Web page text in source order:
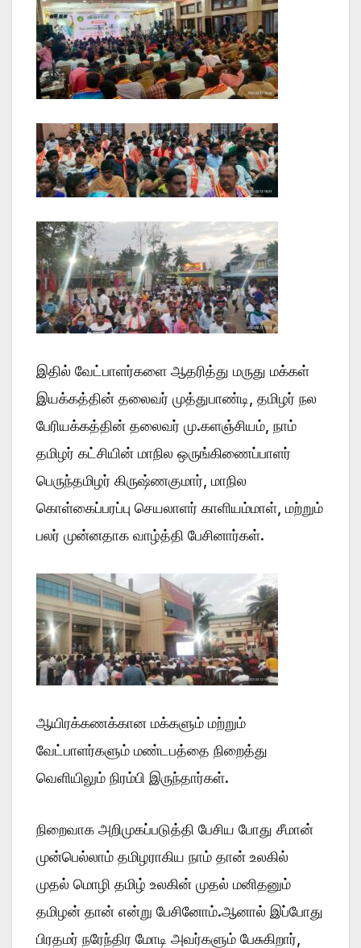
இதில் வேட்பாளர்களை ஆதரித்து மருது மக்கள்
இயக்கத்தின் தலைவர் முத்துபாண்டி, தமிழர் நல
பேரியக்கத்தின் தலைவர் மு.களஞ்சியம், நாம்
தமிழர் கட்சியின் மாநில ஒருங்கிணைப்பாளர்
பெருந்தமிழர் கிருஷ்ணகுமார், மாநில
கொள்கைப்பரப்பு செயலாளர் காளியம்மாள், மற்றும்
பலர் முன்னதாக வாழ்த்தி பேசினார்கள்.
ஆயிரக்கணக்கான மக்களும் மற்றும்
வேட்பாளர்களும் மண்டபத்தை நிறைத்து
வெளியிலும் நிரம்பி இருந்தார்கள்.
நிறைவாக அறிமுகப்படுத்தி பேசிய போது சீமான்
முன்பெல்லாம் தமிழராகிய நாம் தான் உலகில்
முதல் மொழி தமிழ் உலகின் முதல் மனிதனும்
தமிழன் தான் என்று பேசினோம்.ஆனால் இப்போது
பிரதமர் நரேந்திர மோடி அவர்களும் பேசுகிறார்,